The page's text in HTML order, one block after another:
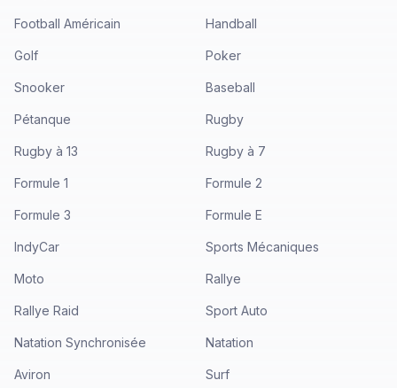
Football Américain Handball
Golf Poker
Snooker Baseball
Pétanque Rugby
Rugby à 13 Rugby à 7
Formule 1 Formule 2
Formule 3 Formule E
IndyCar Sports Mécaniques
Moto Rallye
Rallye Raid Sport Auto
Natation Synchronisée Natation
Aviron Surf